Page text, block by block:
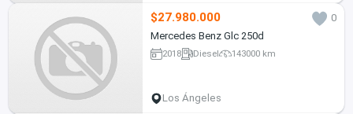
$27.980.000
0
Mercedes Benz Glc 250d
2018 Diesel 143000 km
Los Ángeles